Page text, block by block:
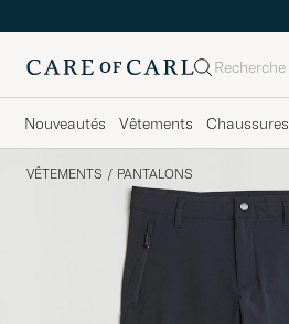
Rechercher
Nouveautés Vêtements Chaussures
VÊTEMENTS / PANTALONS